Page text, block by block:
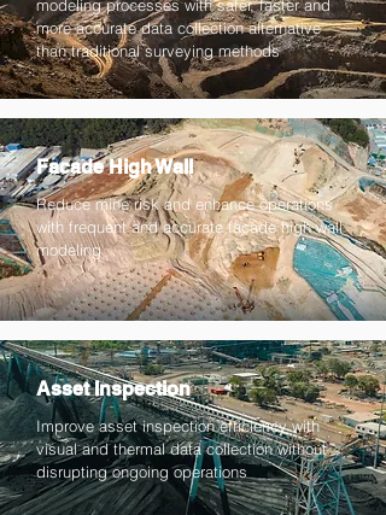
modeling processes with safer, faster and
more accurate data collection alternative
than traditional surveying methods
Facade High Wall
Reduce mine risk and enhance operations
with frequent and accurate facade high wall
modeling
Asset Inspection
Improve asset inspection efficiency with
visual and thermal data collection without
disrupting ongoing operations